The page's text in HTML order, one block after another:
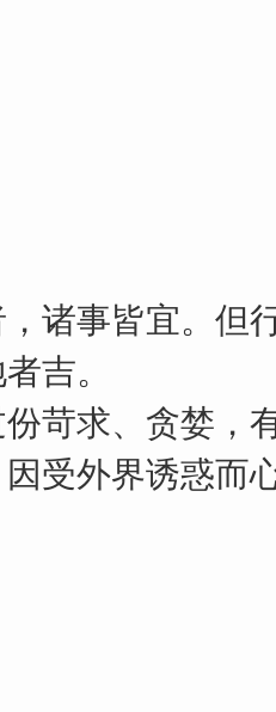
诸事皆宜。但
吉。
苛求、贪婪，
受外界诱惑而